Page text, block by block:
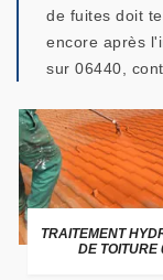
de fuites doit
encore après
sur 06440,
TRAITEMENT
DE TOITURE